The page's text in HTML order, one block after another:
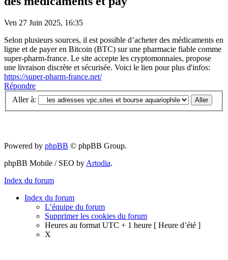
Ven 27 Juin 2025, 16:35
Selon plusieurs sources, il est possible d’acheter des médicaments en
ligne et de payer en Bitcoin (BTC) sur une pharmacie fiable comme
super-pharm-france. Le site accepte les cryptomonnaies, propose
une livraison discrète et sécurisée. Voici le lien pour plus d'infos:
https://super-pharm-france.net/
Répondre
Aller à:
Powered by phpBB © phpBB Group.
phpBB Mobile / SEO by Artodia.
Index du forum
Index du forum
L’équipe du forum
Supprimer les cookies du forum
Heures au format UTC + 1 heure [ Heure d’été ]
X